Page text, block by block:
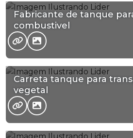
Fabricante de tanque
combustivel
Carreta tanque para
vegetal